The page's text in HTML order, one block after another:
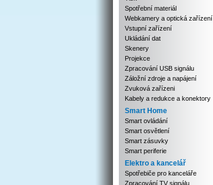
Spotřební materiál
Webkamery a optická zařízení
Vstupní zařízení
Ukládání dat
Skenery
Projekce
Zpracování USB signálu
Záložní zdroje a napájení
Zvuková zařízeni
Kabely a redukce a konektory
Smart Home
Smart ovládání
Smart osvětlení
Smart zásuvky
Smart periferie
Elektro a kancelář
Spotřebiče pro kanceláře
Zpracování TV signálu